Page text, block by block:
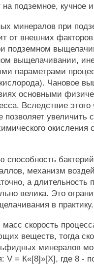
подземное, кучное
минералов при
от внешних
подземном
выщелачивании,
параметрами
Чановое
основными
Вследствие этого
увеличить
способность
механизм
а длительность
велика. Это
в практику.
скорость
веществ, тогда
минералов
= К«[8]»[Х], где 8 -